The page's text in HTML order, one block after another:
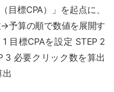
目標CPA）」を起点に、
予算の順で数値を展開す
目標CPAを設定 STEP 2
3 必要クリック数を算出
出